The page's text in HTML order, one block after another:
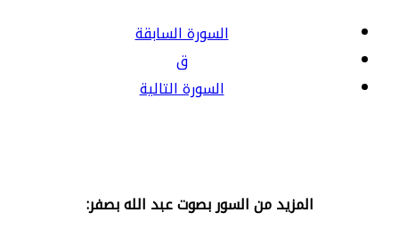
السورة السابقة
ق
السورة التالية
المزيد من السور بصوت عبد الله بصفر: